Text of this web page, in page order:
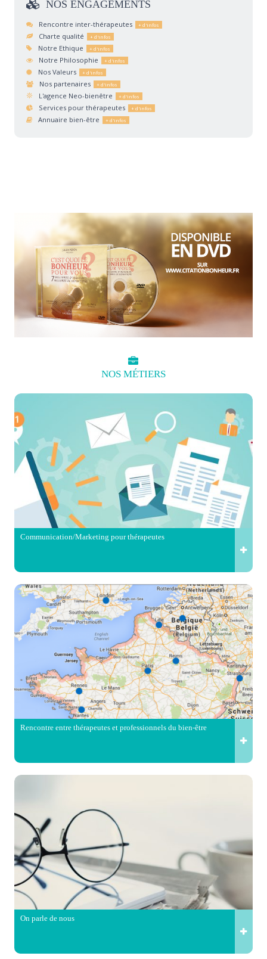
NOS ENGAGEMENTS
Rencontre inter-thérapeutes
Charte qualité
Notre Ethique
Notre Philosophie
Nos Valeurs
Nos partenaires
L'agence Neo-bienêtre
Services pour thérapeutes
Annuaire bien-être
NOS MÉTIERS
Communication/Marketing pour thérapeutes
Rencontre entre thérapeutes et professionnels du bien-être
On parle de nous